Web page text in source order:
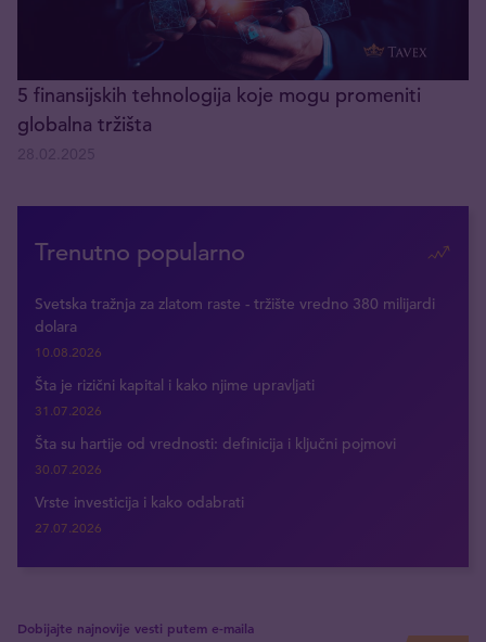
5 finansijskih tehnologija koje mogu promeniti
globalna tržišta
Trenutno popularno
Svetska tražnja za zlatom raste - tržište vredno 380 milijardi
dolara
10.08.2026
Šta je rizični kapital i kako njime upravljati
31.07.2026
Šta su hartije od vrednosti: definicija i ključni pojmovi
30.07.2026
Vrste investicija i kako odabrati
27.07.2026
Dobijajte najnovije vesti putem e-maila